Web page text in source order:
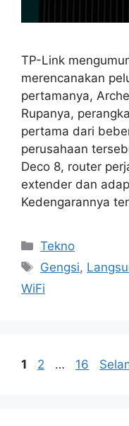
TP-Link
merencanakan
pertamanya,
Rupanya,
pertama dari
perusahaan
Deco 8, router
extender dan
Kedengarannya
Kategori
Tekno
Tag
Gengsi,
WiFi
Halaman
1 Halaman
2 … Halaman
16